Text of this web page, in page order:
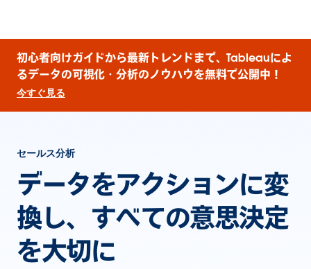
初心者向けガイドから最新トレンドまで、Tableauによ
るデータの可視化・分析のノウハウを無料で公開中！
今すぐ見る
セールス分析
データをアクションに変
換し、すべての意思決定
を大切に